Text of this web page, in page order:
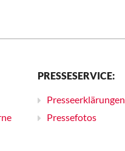
PRESSESERVICE:
Presseerklärungen
Pressefotos